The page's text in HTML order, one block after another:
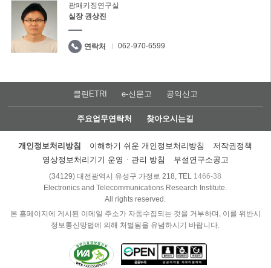
광패키징연구실
실장 권상진
연락처 062-970-6599
클린ETRI e-신문고 공익신고
주요업무연락처 찾아오시는길
개인정보처리방침 이해하기 쉬운 개인정보처리방침
저작권정책
영상정보처리기기 운영ㆍ관리 방침
부설연구소공고
(34129) 대전광역시 유성구 가정로 218, TEL 1466-38
Electronics and Telecommunications Research Institute.
All rights reserved.
본 홈페이지에 게시된 이메일 주소가 자동수집되는 것을 거부하며, 이를 위반시
정보통신망법에 의해 처벌됨을 유념하시기 바랍니다.